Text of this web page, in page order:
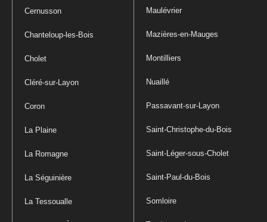
Cernusson
Chanteloup-les-Bois
Cholet
Cléré-sur-Layon
Coron
La Plaine
La Romagne
La Séguinière
La Tessoualle
Maulévrier
Mazières-en-Mauges
Montilliers
Nuaillé
Passavant-sur-Layon
Saint-Christophe-du-Bois
Saint-Léger-sous-Cholet
Saint-Paul-du-Bois
Somloire